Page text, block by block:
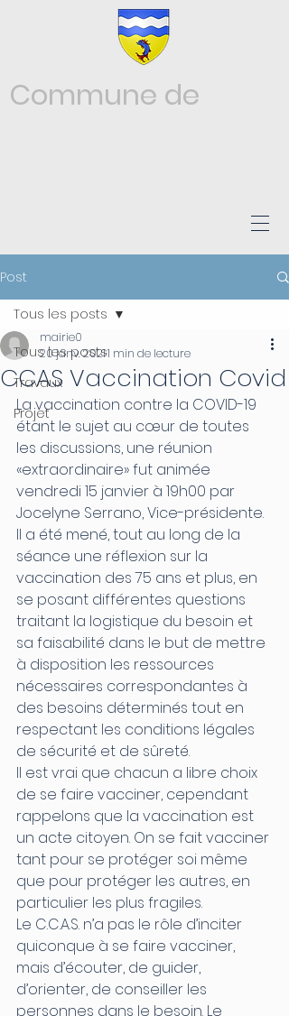
Commune de
Post
Tous les posts
Travaux
Projet
Tous les posts
CCAS Vaccination Covid
mairie0
20 janv. 20211 min de lecture
La vaccination contre la COVID-19
étant le sujet au cœur de toutes
les discussions, une réunion
«extraordinaire» fut animée
vendredi 15 janvier à 19h00 par
Jocelyne Serrano, Vice-présidente.
Il a été mené, tout au long de la
séance une réflexion sur la
vaccination des 75 ans et plus, en
se posant différentes questions
traitant la logistique du besoin et
sa faisabilité dans le but de mettre
à disposition les ressources
nécessaires correspondantes à
des besoins déterminés tout en
respectant les conditions légales
de sécurité et de sûreté.
Il est vrai que chacun a libre choix
de se faire vacciner, cependant
rappelons que la vaccination est
un acte citoyen. On se fait vacciner
tant pour se protéger soi même
que pour protéger les autres, en
particulier les plus fragiles.
Le C.C.A.S. n’a pas le rôle d’inciter
quiconque à se faire vacciner,
mais d’écouter, de guider,
d’orienter, de conseiller les
personnes dans le besoin. Le